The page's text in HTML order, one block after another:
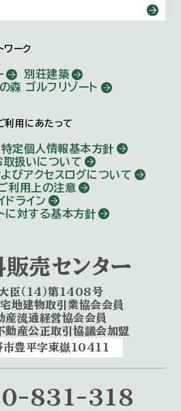
ワーク
別荘建築
森 ゴルフリゾート
利用にあたって
特定個人情報基本方針
扱いについて
びアクセスログについて
利用上の注意
ドライン
に対する基本方針
売センター
臣（14）第1408号
宅地建物取引業協会会員
産流通経営協会会員
動産公正取引協議会加盟
市豊平字東嶽10411
831-318